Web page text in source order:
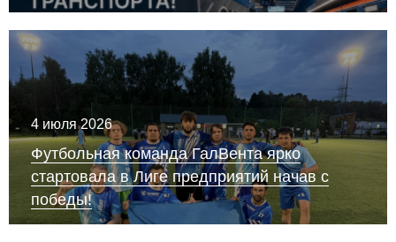
4 июля 2026
Футбольная команда ГалВента ярко
стартовала в Лиге предприятий начав с
победы!